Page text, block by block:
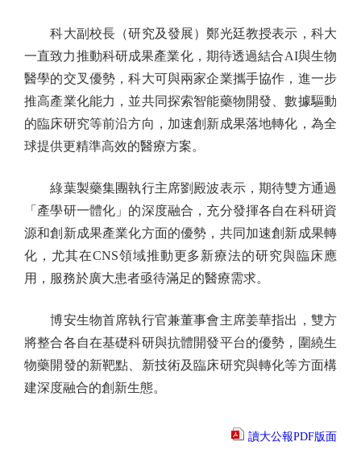
科大副校長（研究及發展）鄭光廷教授表示，科大
一直致力推動科研成果產業化，期待透過結合AI與生物
醫學的交叉優勢，科大可與兩家企業攜手協作，進一步
推高產業化能力，並共同探索智能藥物開發、數據驅動
的臨床研究等前沿方向，加速創新成果落地轉化，為全
球提供更精準高效的醫療方案。
綠葉製藥集團執行主席劉殿波表示，期待雙方通過
「產學研一體化」的深度融合，充分發揮各自在科研資
源和創新成果產業化方面的優勢，共同加速創新成果轉
化，尤其在CNS領域推動更多新療法的研究與臨床應
用，服務於廣大患者亟待滿足的醫療需求。
博安生物首席執行官兼董事會主席姜華指出，雙方
將整合各自在基礎科研與抗體開發平台的優勢，圍繞生
物藥開發的新靶點、新技術及臨床研究與轉化等方面構
建深度融合的創新生態。
讀大公報PDF版面